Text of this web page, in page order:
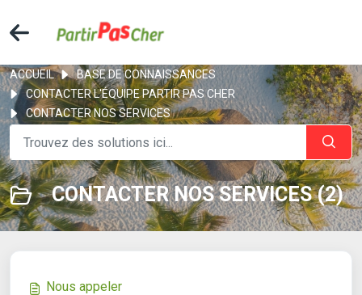
ACCUEIL
BASE DE CONNAISSANCES
CONTACTER L'ÉQUIPE PARTIR PAS CHER
CONTACTER NOS SERVICES
CONTACTER NOS SERVICES (2)
Nous appeler